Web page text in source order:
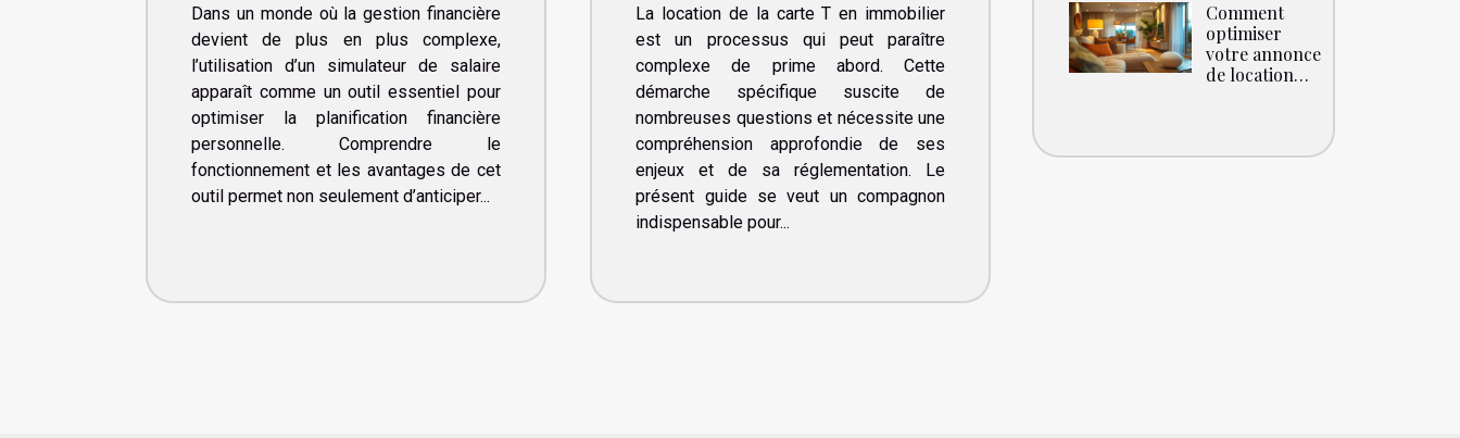
personnelle
Dans un monde où la gestion financière
devient de plus en plus complexe,
l’utilisation d’un simulateur de salaire
apparaît comme un outil essentiel pour
optimiser la planification financière
personnelle. Comprendre le
fonctionnement et les avantages de cet
outil permet non seulement d’anticiper...
La location de la carte T en immobilier
est un processus qui peut paraître
complexe de prime abord. Cette
démarche spécifique suscite de
nombreuses questions et nécessite une
compréhension approfondie de ses
enjeux et de sa réglementation. Le
présent guide se veut un compagnon
indispensable pour...
Comment
optimiser
votre annonce
de location